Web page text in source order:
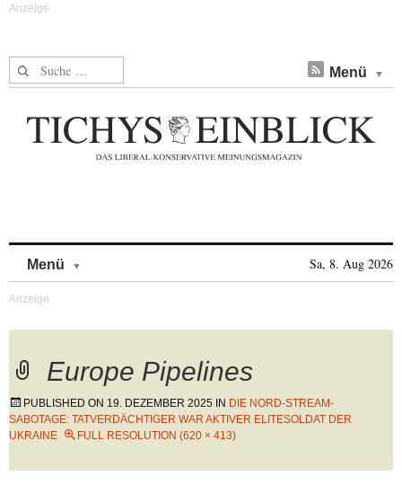
Suche nach: Menü
Menü Sa, 8. Aug 2026
Europe Pipelines
PUBLISHED ON 19. DEZEMBER 2025 IN DIE NORD-STREAM-
SABOTAGE: TATVERDÄCHTIGER WAR AKTIVER ELITESOLDAT DER
UKRAINE
FULL RESOLUTION (620 × 413)